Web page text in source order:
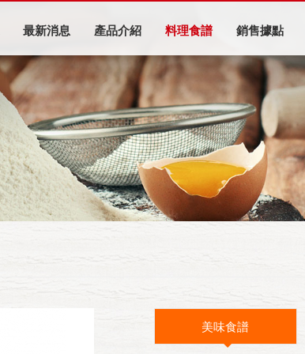
最新消息 產品介紹 料理食譜 銷售據點
美味食譜